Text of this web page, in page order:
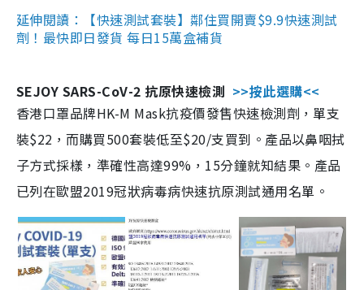
延伸閱讀：【快速測試套裝】鄰住買開賣$9.9快速測試
劑！最快即日發貨 每日15萬盒補貨
SEJOY SARS-CoV-2 抗原快速檢測 >>按此選購<<
香港口罩品牌HK-M Mask抗疫價發售快速檢測劑，單支
裝$22，而購買500套裝低至$20/支買到。產品以鼻咽拭
子方式採樣，準確性高達99%，15分鐘就知結果。產品
已列在歐盟2019冠狀病毒病快速抗原測試通用名單。